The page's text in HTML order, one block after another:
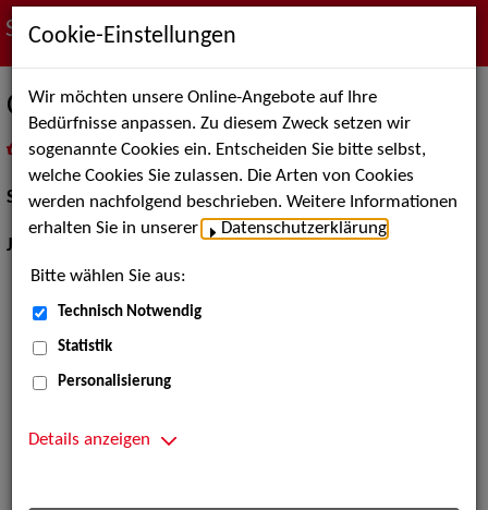
Suche nach Künstler*innen
Christian Rothholz
als PDF speichern
inMeine Merklistelegen
Schauspiel:Film und TV
Jahrgang:
Cookie-Einstellungen
Wir möchten unsere Online-Angebote auf Ihre
Bedürfnisse anpassen. Zu diesem Zweck setzen wir
sogenannte Cookies ein. Entscheiden Sie bitte selbst,
welche Cookies Sie zulassen. Die Arten von Cookies
werden nachfolgend beschrieben. Weitere Informationen
erhalten Sie in unserer
Datenschutzerklärung
Bitte wählen Sie aus:
Technisch Notwendig
Statistik
Personalisierung
Details anzeigen